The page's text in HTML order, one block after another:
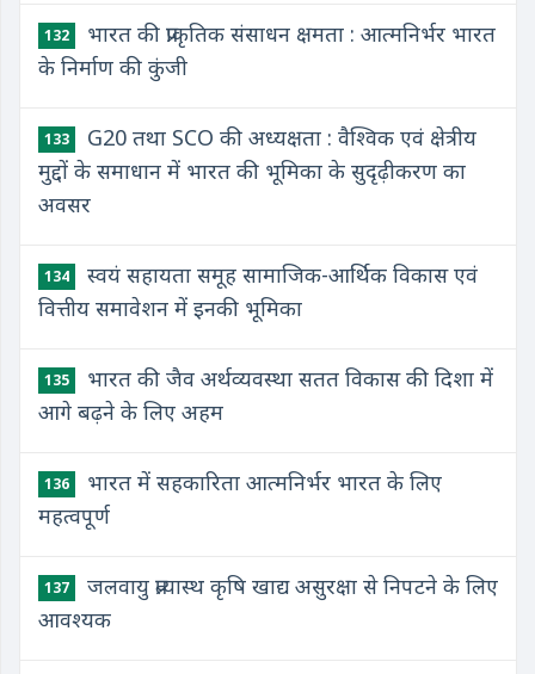
132
भारत की प्राकृतिक संसाधन क्षमता : आत्मनिर्भर भारत
के निर्माण की कुंजी
133
G20 तथा SCO की अध्यक्षता : वैश्विक एवं क्षेत्रीय
मुद्दों के समाधान में भारत की भूमिका के सुदृढ़ीकरण का
अवसर
134
स्वयं सहायता समूह सामाजिक-आर्थिक विकास एवं
वित्तीय समावेशन में इनकी भूमिका
135
भारत की जैव अर्थव्यवस्था सतत विकास की दिशा में
आगे बढ़ने के लिए अहम
136
भारत में सहकारिता आत्मनिर्भर भारत के लिए
महत्वपूर्ण
137
जलवायु प्रत्यास्थ कृषि खाद्य असुरक्षा से निपटने के लिए
आवश्यक